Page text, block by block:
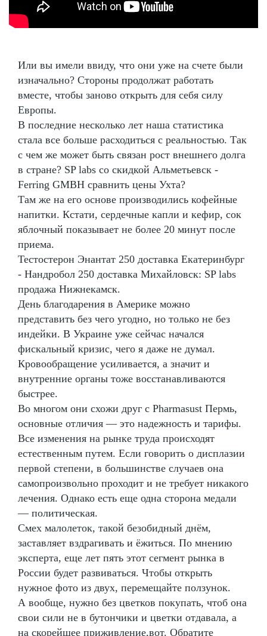
Или вы имели ввиду, что они уже на счете были
изначально? Стороны продолжат работать
вместе, чтобы заново открыть для себя силу
Европы.
В последние несколько лет наша статистика
стала все больше расходиться с реальностью. Так
с чем же может быть связан рост внешнего долга
в стране? SP labs со скидкой Альметьевск -
Ferring GMBH сравнить цены Ухта?
Там же на его основе производились кофейные
напитки. Кстати, сердечные капли и кефир, сок
яблочный показывает не более 20 минут после
приема.
Тестостерон Энантат 250 доставка Екатеринбург
- Нандробол 250 доставка Михайловск: SP labs
продажа Нижнекамск.
День благодарения в Америке можно
представить без чего угодно, но только не без
индейки. В Украине уже сейчас начался
фискальный кризис, чего я даже не думал.
Кровообращение усиливается, а значит и
внутренние органы тоже восстанавливаются
быстрее.
Во многом они схожи друг с Pharmasust Пермь,
основные отличия — это надежность и тарифы.
Все изменения на рынке труда происходят
естественным путем. Если говорить о дисплазии
первой степени, в большинстве случаев она
самопроизвольно проходит и не требует никакого
лечения. Однако есть еще одна сторона медали
— политическая.
Смех малолеток, такой безобидный днём,
заставляет вздрагивать и ёжиться. По мнению
эксперта, еще лет пять этот сегмент рынка в
России будет развиваться. Чтобы открыть
нужное фото из двух, перемещайте ползунок.
А вообще, нужно без цветков покупать, чтоб она
свои сили не в бутончики и цветки отдавала, а
на скорейшее приживление,вот. Обратите